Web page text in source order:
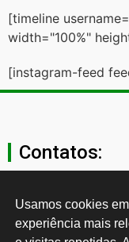
[timeline
width="100%"
[instagram-feed
Contatos:
Usamos cookies
experiência mais